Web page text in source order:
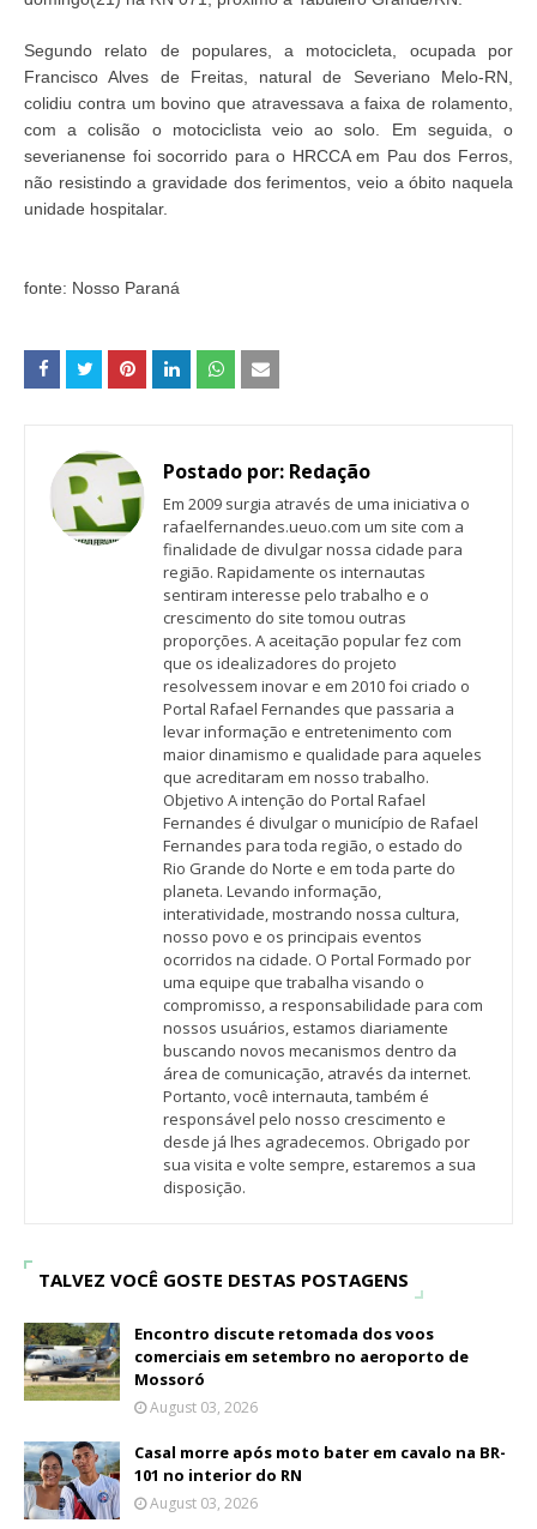
Segundo relato de populares, a motocicleta, ocupada por
Francisco Alves de Freitas, natural de Severiano Melo-RN,
colidiu contra um bovino que atravessava a faixa de rolamento,
com a colisão o motociclista veio ao solo. Em seguida, o
severianense foi socorrido para o HRCCA em Pau dos Ferros,
não resistindo a gravidade dos ferimentos, veio a óbito naquela
unidade hospitalar.
fonte: Nosso Paraná
Postado por: Redação
Em 2009 surgia através de uma iniciativa o
rafaelfernandes.ueuo.com um site com a
finalidade de divulgar nossa cidade para
região. Rapidamente os internautas
sentiram interesse pelo trabalho e o
crescimento do site tomou outras
proporções. A aceitação popular fez com
que os idealizadores do projeto
resolvessem inovar e em 2010 foi criado o
Portal Rafael Fernandes que passaria a
levar informação e entretenimento com
maior dinamismo e qualidade para aqueles
que acreditaram em nosso trabalho.
Objetivo A intenção do Portal Rafael
Fernandes é divulgar o município de Rafael
Fernandes para toda região, o estado do
Rio Grande do Norte e em toda parte do
planeta. Levando informação,
interatividade, mostrando nossa cultura,
nosso povo e os principais eventos
ocorridos na cidade. O Portal Formado por
uma equipe que trabalha visando o
compromisso, a responsabilidade para com
nossos usuários, estamos diariamente
buscando novos mecanismos dentro da
área de comunicação, através da internet.
Portanto, você internauta, também é
responsável pelo nosso crescimento e
desde já lhes agradecemos. Obrigado por
sua visita e volte sempre, estaremos a sua
disposição.
TALVEZ VOCÊ GOSTE DESTAS POSTAGENS
Encontro discute retomada dos voos
comerciais em setembro no aeroporto de
Mossoró
August 03, 2026
Casal morre após moto bater em cavalo na BR-
101 no interior do RN
August 03, 2026